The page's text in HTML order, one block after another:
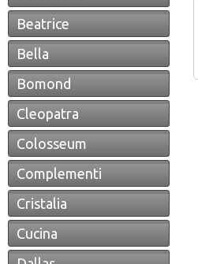
Beatrice
Bella
Bomond
Cleopatra
Colosseum
Complementi
Cristalia
Cucina